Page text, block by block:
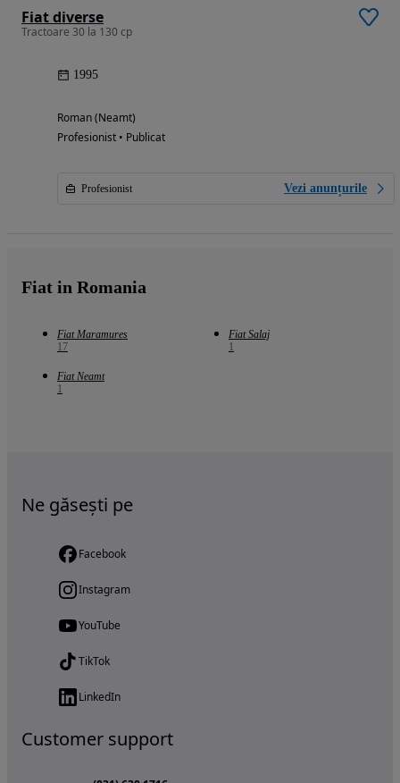
Fiat diverse
Tractoare 30 la 130 cp
1995
Roman (Neamt)
Profesionist • Publicat
Profesionist Vezi anunțurile
Fiat in Romania
Fiat Maramures
17
Fiat Salaj
1
Fiat Neamt
1
Ne găsești pe
Facebook
Instagram
YouTube
TikTok
LinkedIn
Customer support